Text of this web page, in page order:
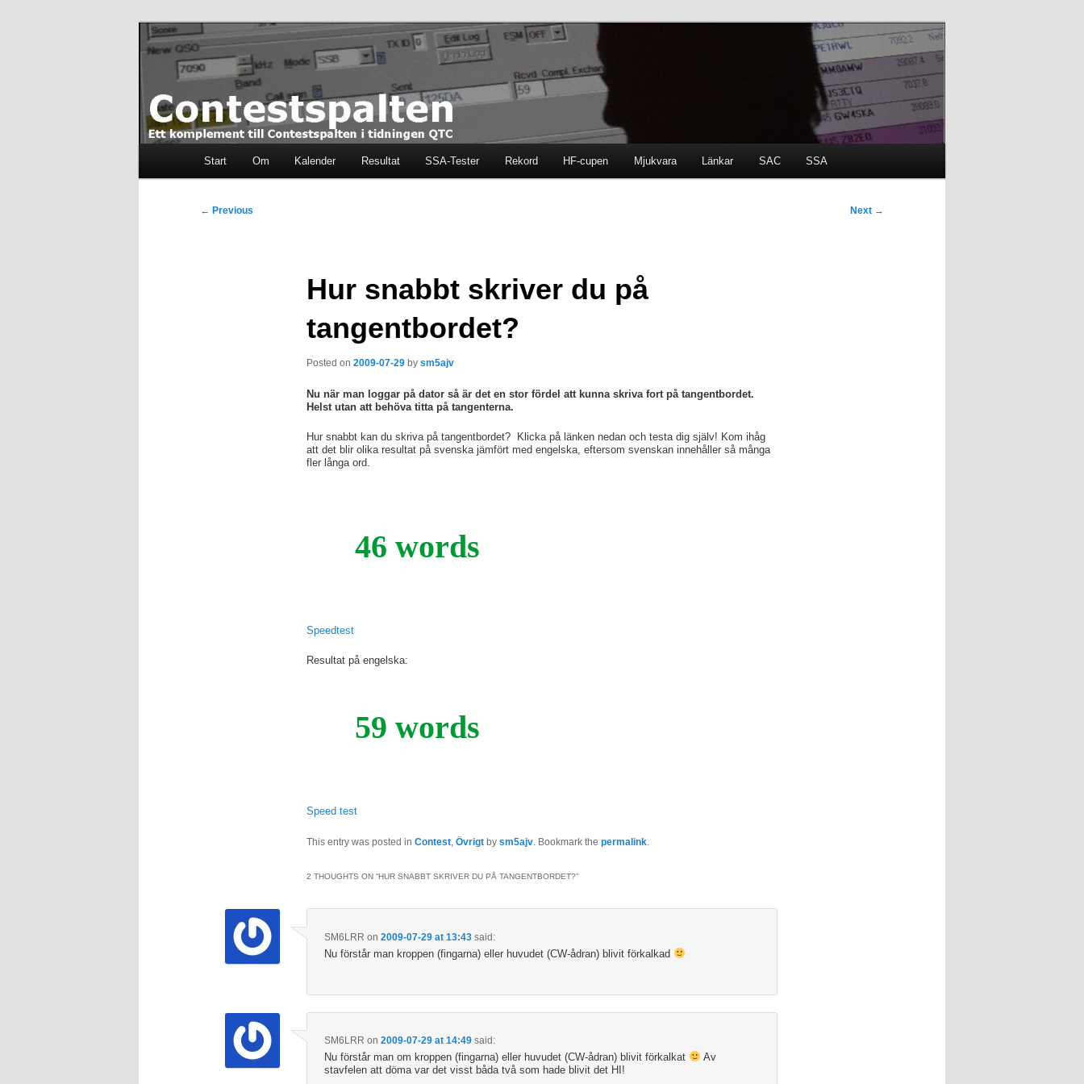
Contestspalten
Ett komplement till contestspalten i tidningen QTC
Start Om Kalender Resultat SSA-Tester Rekord HF-cupen Mjukvara Länkar SAC SSA
Post
← Previous Next →
Hur snabbt skriver du på
tangentbordet?
Posted on 2009-07-29 by sm5ajv
Nu när man loggar på dator så är det en stor fördel att kunna skriva fort på tangentbordet.
Helst utan att behöva titta på tangenterna.
Hur snabbt kan du skriva på tangentbordet? Klicka på länken nedan och testa dig själv! Kom ihåg
att det blir olika resultat på svenska jämfört med engelska, eftersom svenskan innehåller så många
fler långa ord.
46 words
Speedtest
Resultat på engelska:
59 words
Speed test
This entry was posted in Contest, Övrigtby sm5ajv. Bookmark the permalink.
2 THOUGHTS ON “HUR SNABBT SKRIVER DU PÅ TANGENTBORDET?”
SM6LRR on 2009-07-29 at 13:43 said:
Nu förstår man kroppen (fingarna) eller huvudet (CW-ådran) blivit förkalkad
SM6LRR on 2009-07-29 at 14:49 said:
Nu förstår man om kroppen (fingarna) eller huvudet (CW-ådran) blivit förkalkat
Av
stavfelen att döma var det visst båda två som hade blivit det HI!